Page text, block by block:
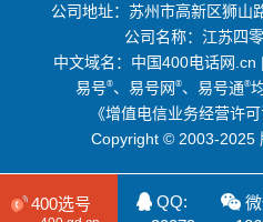
公司地址：苏州市高新区狮山
公司名称：江苏四
中文域名： 中国400电话网.cn |
易号®、易号网 ®、易号通®
《增值电信业务经营许可
Copyright © 2003-2025
400选号
QQ: